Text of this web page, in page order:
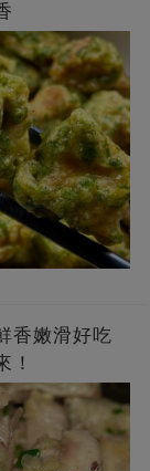
香嫩滑好吃
！